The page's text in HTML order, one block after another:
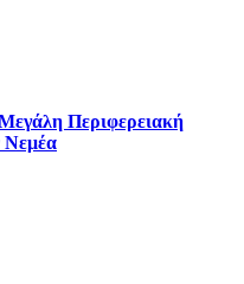
Περιφερειακή
Νεμέα